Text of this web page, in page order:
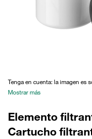
Tenga en cuenta: la imagen es
Mostrar más
Elemento
Cartucho